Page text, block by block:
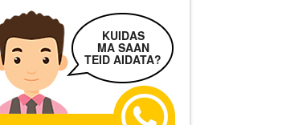
KUIDAS
MA SAAN
TEID AIDATA?